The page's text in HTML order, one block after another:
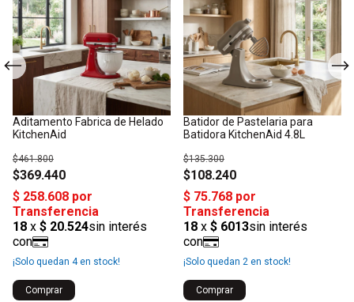
Aditamento Fabrica de Helado
KitchenAid
$369.440
$461.800
¡Solo quedan 4en stock!
Batidor de Pastelaria para
Batidora KitchenAid 4.8L
$108.240
$135.300
¡Solo quedan 2 en stock!